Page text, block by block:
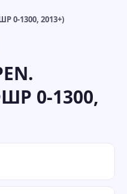
0-1300, 2013+)
0-1300,